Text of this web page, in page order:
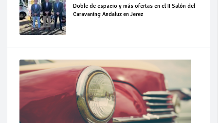
Doble de espacio y más ofertas en el II Salón del
Caravaning Andaluz en Jerez